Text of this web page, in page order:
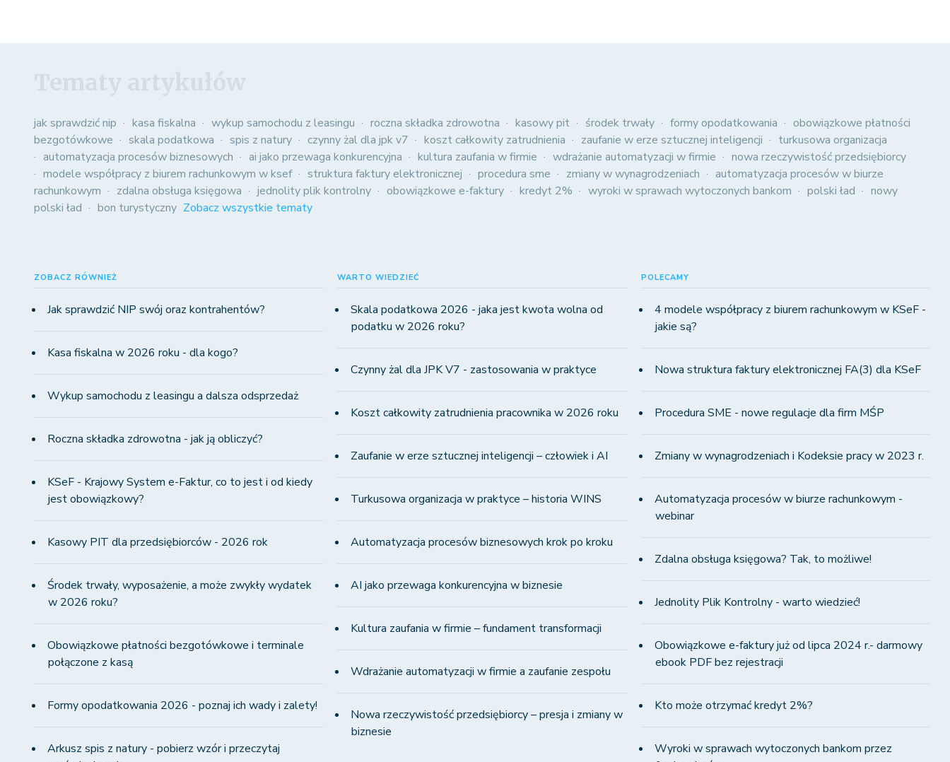
jak sprawdzić nip kasa fiskalna wykup samochodu z leasingu roczna składka zdrowotna kasowy pit środek trwały formy opodatkowania
obowiązkowe płatności
bezgotówkowe
skala podatkowa spis z natury czynny żal dla jpk v7 koszt całkowity zatrudnienia zaufanie w erze sztucznej inteligencji
turkusowa organizacja
automatyzacja procesów biznesowych
ai jako przewaga konkurencyjna kultura zaufania w firmie wdrażanie automatyzacji w firmie
nowa rzeczywistość przedsiębiorcy
modele współpracy z biurem rachunkowym w ksef
struktura faktury elektronicznej procedura sme zmiany w wynagrodzeniach
automatyzacja procesów w biurze
rachunkowym
zdalna obsługa księgowa jednolity plik kontrolny obowiązkowe e-faktury kredyt 2% wyroki w sprawach wytoczonych bankom polski ład
nowy
polski ład
bon turystyczny Zobacz wszystkie tematy
ZOBACZ RÓWNIEŻ
Jak sprawdzić NIP swój oraz kontrahentów?
Kasa fiskalna w 2026 roku - dla kogo?
Wykup samochodu z leasingu a dalsza odsprzedaż
Roczna składka zdrowotna - jak ją obliczyć?
KSeF - Krajowy System e-Faktur, co to jest i od kiedy
jest obowiązkowy?
Kasowy PIT dla przedsiębiorców - 2026 rok
Środek trwały, wyposażenie, a może zwykły wydatek
w 2026 roku?
Obowiązkowe płatności bezgotówkowe i terminale
połączone z kasą
Formy opodatkowania 2026 - poznaj ich wady i zalety!
Arkusz spis z natury - pobierz wzór i przeczytaj
WARTO WIEDZIEĆ
Skala podatkowa 2026 - jaka jest kwota wolna od
podatku w 2026 roku?
Czynny żal dla JPK V7 - zastosowania w praktyce
Koszt całkowity zatrudnienia pracownika w 2026 roku
Zaufanie w erze sztucznej inteligencji – człowiek i AI
Turkusowa organizacja w praktyce – historia WINS
Automatyzacja procesów biznesowych krok po kroku
AI jako przewaga konkurencyjna w biznesie
Kultura zaufania w firmie – fundament transformacji
Wdrażanie automatyzacji w firmie a zaufanie zespołu
Nowa rzeczywistość przedsiębiorcy – presja i zmiany w
biznesie
POLECAMY
4 modele współpracy z biurem rachunkowym w KSeF -
jakie są?
Nowa struktura faktury elektronicznej FA(3) dla KSeF
Procedura SME - nowe regulacje dla firm MŚP
Zmiany w wynagrodzeniach i Kodeksie pracy w 2023 r.
Automatyzacja procesów w biurze rachunkowym -
webinar
Zdalna obsługa księgowa? Tak, to możliwe!
Jednolity Plik Kontrolny - warto wiedzieć!
Obowiązkowe e-faktury już od lipca 2024 r.- darmowy
ebook PDF bez rejestracji
Kto może otrzymać kredyt 2%?
Wyroki w sprawach wytoczonych bankom przez